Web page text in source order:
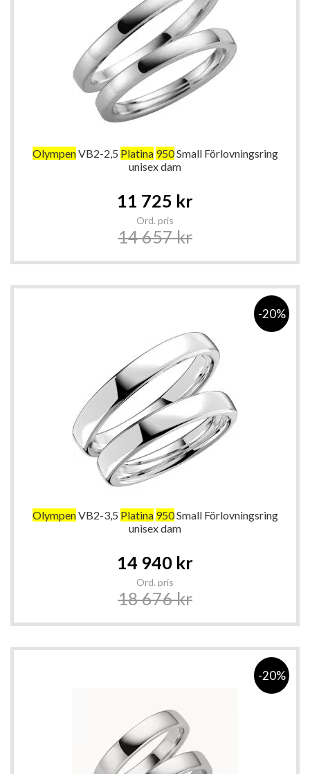
OlympenVB2-2,5 Platina 950Small Förlovningsring
unisex dam
11 725 kr
Ord. pris
14 657 kr
-20%
OlympenVB2-3,5 Platina 950Small Förlovningsring
unisex dam
14 940 kr
Ord. pris
18 676 kr
-20%